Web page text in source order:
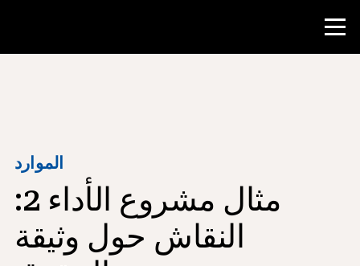
أدوات الفصل الدراسي
الموارد
مثال مشروع الأداء 2:
النقاش حول وثيقة